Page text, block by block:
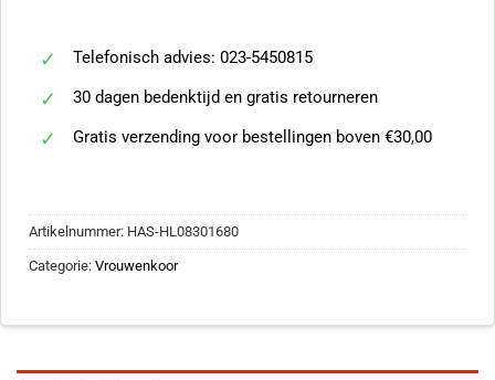
Telefonisch advies: 023-5450815
30 dagen bedenktijd en gratis retourneren
Gratis verzending voor bestellingen boven €30,00
Artikelnummer: HAS-HL08301680
Categorie: Vrouwenkoor